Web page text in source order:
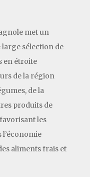
met un
sélection de
en étroite
de la région
de la
produits de
les
aliments frais et